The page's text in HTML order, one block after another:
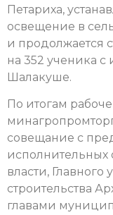
Петариха,
освещение в
и продолжается
на 352 ученика с
Шалакуше.
По итогам
совещание с
исполнительных
власти,
строительства
главами